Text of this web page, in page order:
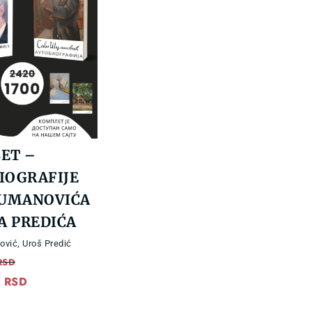
–
PREDIĆA
,Uroš Predić
RSDCurrent